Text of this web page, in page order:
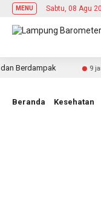
MENU Sabtu, 08 Agu
9 jam
Beranda Kesehatan